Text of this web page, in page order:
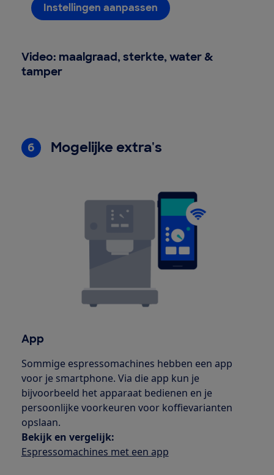
Instellingen aanpassen
Video: maalgraad, sterkte, water &
tamper
6 Mogelijke extra's
App
Sommige espressomachines hebben een app
voor je smartphone. Via die app kun je
bijvoorbeeld het apparaat bedienen en je
persoonlijke voorkeuren voor koffievarianten
opslaan.
Bekijk en vergelijk:
Espressomachines met een app